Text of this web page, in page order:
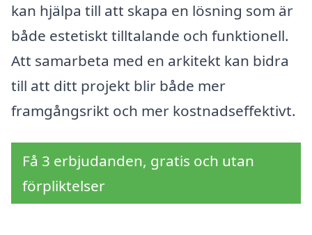
kan hjälpa till att skapa en lösning som är
både estetiskt tilltalande och funktionell.
Att samarbeta med en arkitekt kan bidra
till att ditt projekt blir både mer
framgångsrikt och mer kostnadseffektivt.
Få 3 erbjudanden, gratis och utan
förpliktelser